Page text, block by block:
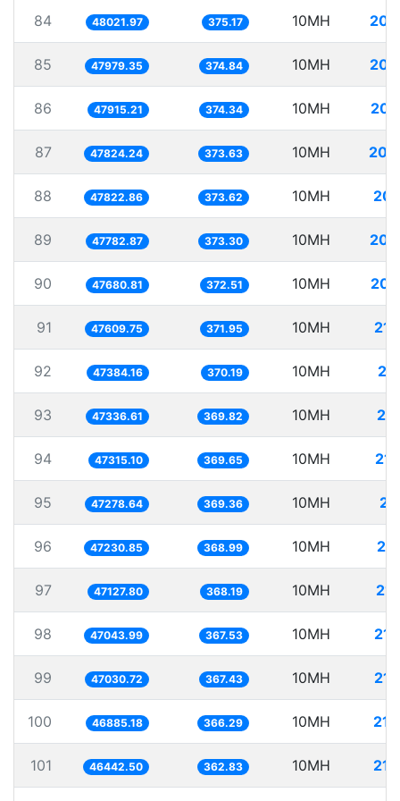
84 48021.97 375.17 10MH
85 47979.35 374.84 10MH
86 47915.21 374.34 10MH
87 47824.24 373.63 10MH
88 47822.86 373.62 10MH
89 47782.87 373.30 10MH
90 47680.81 372.51 10MH
91 47609.75 371.95 10MH
92 47384.16 370.19 10MH
93 47336.61 369.82 10MH
94 47315.10 369.65 10MH
95 47278.64 369.36 10MH
96 47230.85 368.99 10MH
97 47127.80 368.19 10MH
98 47043.99 367.53 10MH
99 47030.72 367.43 10MH
100 46885.18 366.29 10MH
101 46442.50 362.83 10MH